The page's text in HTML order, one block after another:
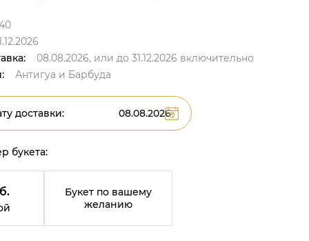
08.08.2026, или до 31.12.2026 включительно
Антигуа и Барбуда
доставки:
букета:
Букет по вашему
желанию